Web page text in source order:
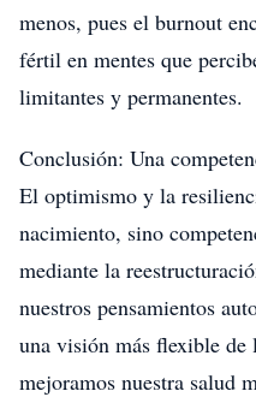
menos, pues el burnout
fértil en mentes que
limitantes y permanentes.
Conclusión: Una
El optimismo y la
nacimiento, sino
mediante la
nuestros pensamientos
una visión más flexible de
mejoramos nuestra salud